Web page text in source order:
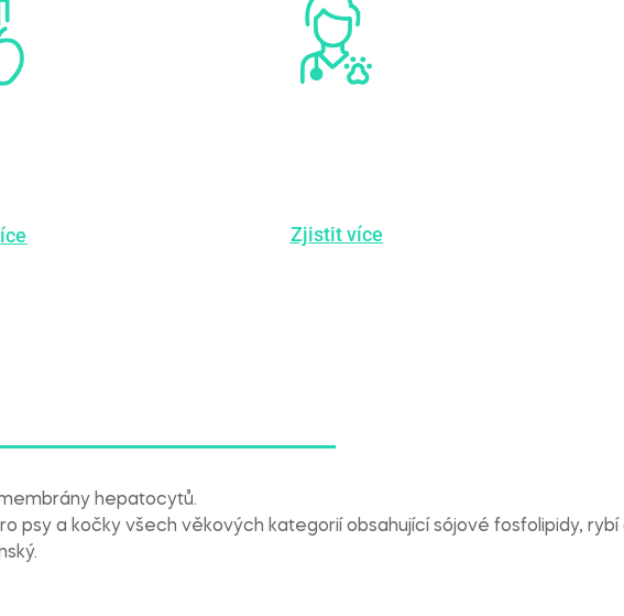
Zjistit více
hepatocytů.
psy a kočky všech věkových kategorií obsahující sójové fosfolipidy, rybí